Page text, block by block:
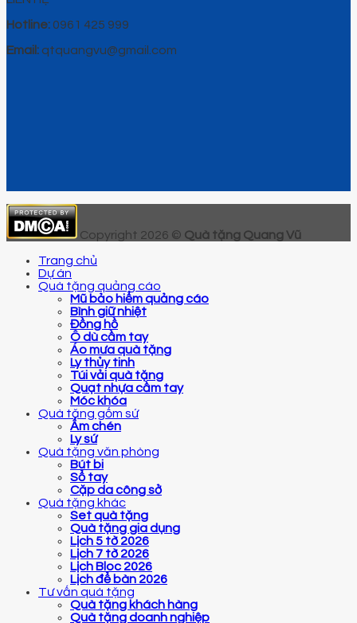
Hotline: 0961 425 999
Email: qtquangvu@gmail.com
Copyright 2026 © Quà tặng Quang Vũ
Trang chủ
Dự án
Quà tặng quảng cáo
Mũ bảo hiểm quảng cáo
Bình giữ nhiệt
Đồng hồ
Ô dù cầm tay
Áo mưa quà tặng
Ly thủy tinh
Túi vải quà tặng
Quạt nhựa cầm tay
Móc khóa
Quà tặng gốm sứ
Ấm chén
Ly sứ
Quà tặng văn phòng
Bút bi
Sổ tay
Cặp da công sở
Quà tặng khác
Set quà tặng
Quà tặng gia dụng
Lịch 5 tờ 2026
Lịch 7 tờ 2026
Lịch Bloc 2026
Lịch để bàn 2026
Tư vấn quà tặng
Quà tặng khách hàng
Quà tặng doanh nghiệp